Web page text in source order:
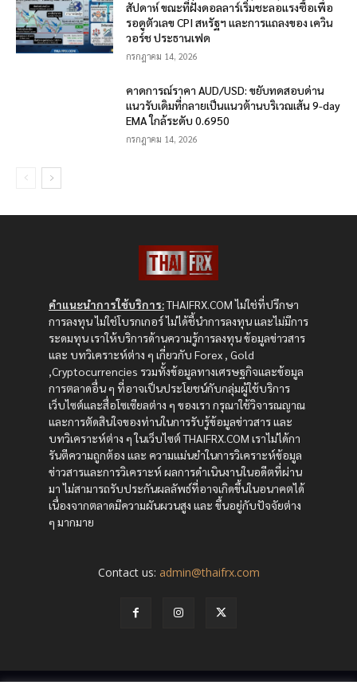
สัปดาห์ ขณะที่ฝั่งดอลลาร์เริ่มชะลอแรงซื้อเพื่อ
รอดูตัวเลข CPI สหรัฐฯ และการแถลงของ เควิน
วอร์ช ประธานเฟด
กรกฎาคม 14, 2026
คาดการณ์ราคา AUD/USD: ขยับทดสอบด่าน
แนวรับเดิมที่กลายเป็นแนวต้านบริเวณเส้น 9-day
EMA ใกล้ระดับ 0.6950
กรกฎาคม 14, 2026
คำแนะนำการใช้บริการ:THAIFRX.COM ไม่ใช่ที่ปรึกษา
การลงทุน ไม่ใช่โบรกเกอร์ ไม่ได้ชี้นำการลงทุน และไม่มีการ
ระดมทุน เราให้บริการด้านความรู้การลงทุน ข้อมูลข่าวสาร
และ บทวิเคราะห์ต่าง ๆ เกี่ยวกับ Forex , Gold
,Cryptocurrencies รวมทั้งข้อมูลทางเศรษฐกิจและข้อมูล
การตลาดอื่น ๆ ที่อาจเป็นประโยชน์กับกลุ่มผู้ใช้บริการ
เว็บไซต์และสื่อโซเซียลต่าง ๆ ของเรา กรุณาใช้วิจารณญาณ
และการตัดสินใจของท่านในการรับรู้ข้อมูลข่าวสาร และ
บทวิเคราะห์ต่าง ๆ ในเว็บไซต์ THAIFRX.COM เราไม่ได้กา
รันตีความถูกต้อง และ ความแม่นยำในการวิเคราะห์ข้อมูล
ข่าวสารและการวิเคราะห์ ผลการดำเนินงานในอดีตที่ผ่าน
มา ไม่สามารถรับประกันผลลัพธ์ที่อาจเกิดขึ้นในอนาคตได้
เนื่องจากตลาดมีความผันผวนสูง และ ขึ้นอยู่กับปัจจัยต่าง
ๆ มากมาย
Contact us: admin@thaifrx.com